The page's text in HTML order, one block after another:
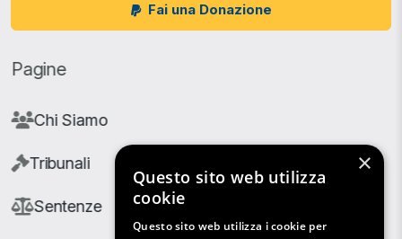
Fai una Donazione
Pagine
Chi Siamo
Tribunali
Sentenze
×
Questo sito web utilizza
cookie
Questo sito web utilizza i cookie per